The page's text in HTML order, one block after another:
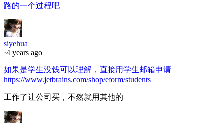
路的一个过程吧
siyehua
·4 years ago
如果是学生没钱可以理解，直接用学生邮箱申请
https://www.jetbrains.com/shop/eform/students
工作了让公司买，不然就用其他的